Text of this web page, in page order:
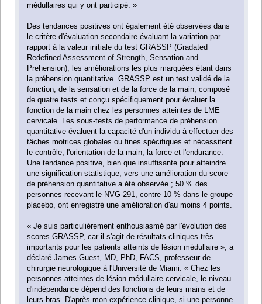
médullaires qui y ont participé. »
Des tendances positives ont également été observées dans
le critère d'évaluation secondaire évaluant la variation par
rapport à la valeur initiale du test GRASSP (Gradated
Redefined Assessment of Strength, Sensation and
Prehension), les améliorations les plus marquées étant dans
la préhension quantitative. GRASSP est un test validé de la
fonction, de la sensation et de la force de la main, composé
de quatre tests et conçu spécifiquement pour évaluer la
fonction de la main chez les personnes atteintes de LME
cervicale. Les sous-tests de performance de préhension
quantitative évaluent la capacité d'un individu à effectuer des
tâches motrices globales ou fines spécifiques et nécessitent
le contrôle, l'orientation de la main, la force et l'endurance.
Une tendance positive, bien que insuffisante pour atteindre
une signification statistique, vers une amélioration du score
de préhension quantitative a été observée ; 50 % des
personnes recevant le NVG-291, contre 10 % dans le groupe
placebo, ont enregistré une amélioration d'au moins 4 points.
« Je suis particulièrement enthousiasmé par l'évolution des
scores GRASSP, car il s'agit de résultats cliniques très
importants pour les patients atteints de lésion médullaire », a
déclaré James Guest, MD, PhD, FACS, professeur de
chirurgie neurologique à l'Université de Miami. « Chez les
personnes atteintes de lésion médullaire cervicale, le niveau
d'indépendance dépend des fonctions de leurs mains et de
leurs bras. D'après mon expérience clinique, si une personne